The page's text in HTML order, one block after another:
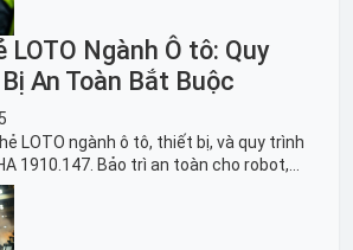
LOTO Ngành Ô tô: Quy
An Toàn Bắt Buộc
LOTO ngành ô tô, thiết bị, và quy trình
1910.147. Bảo trì an toàn cho robot,
và dây chuyền lắp ráp xe hơi.